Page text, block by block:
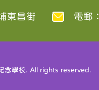
東昌街 電郵：
念學校. All rights reserved.